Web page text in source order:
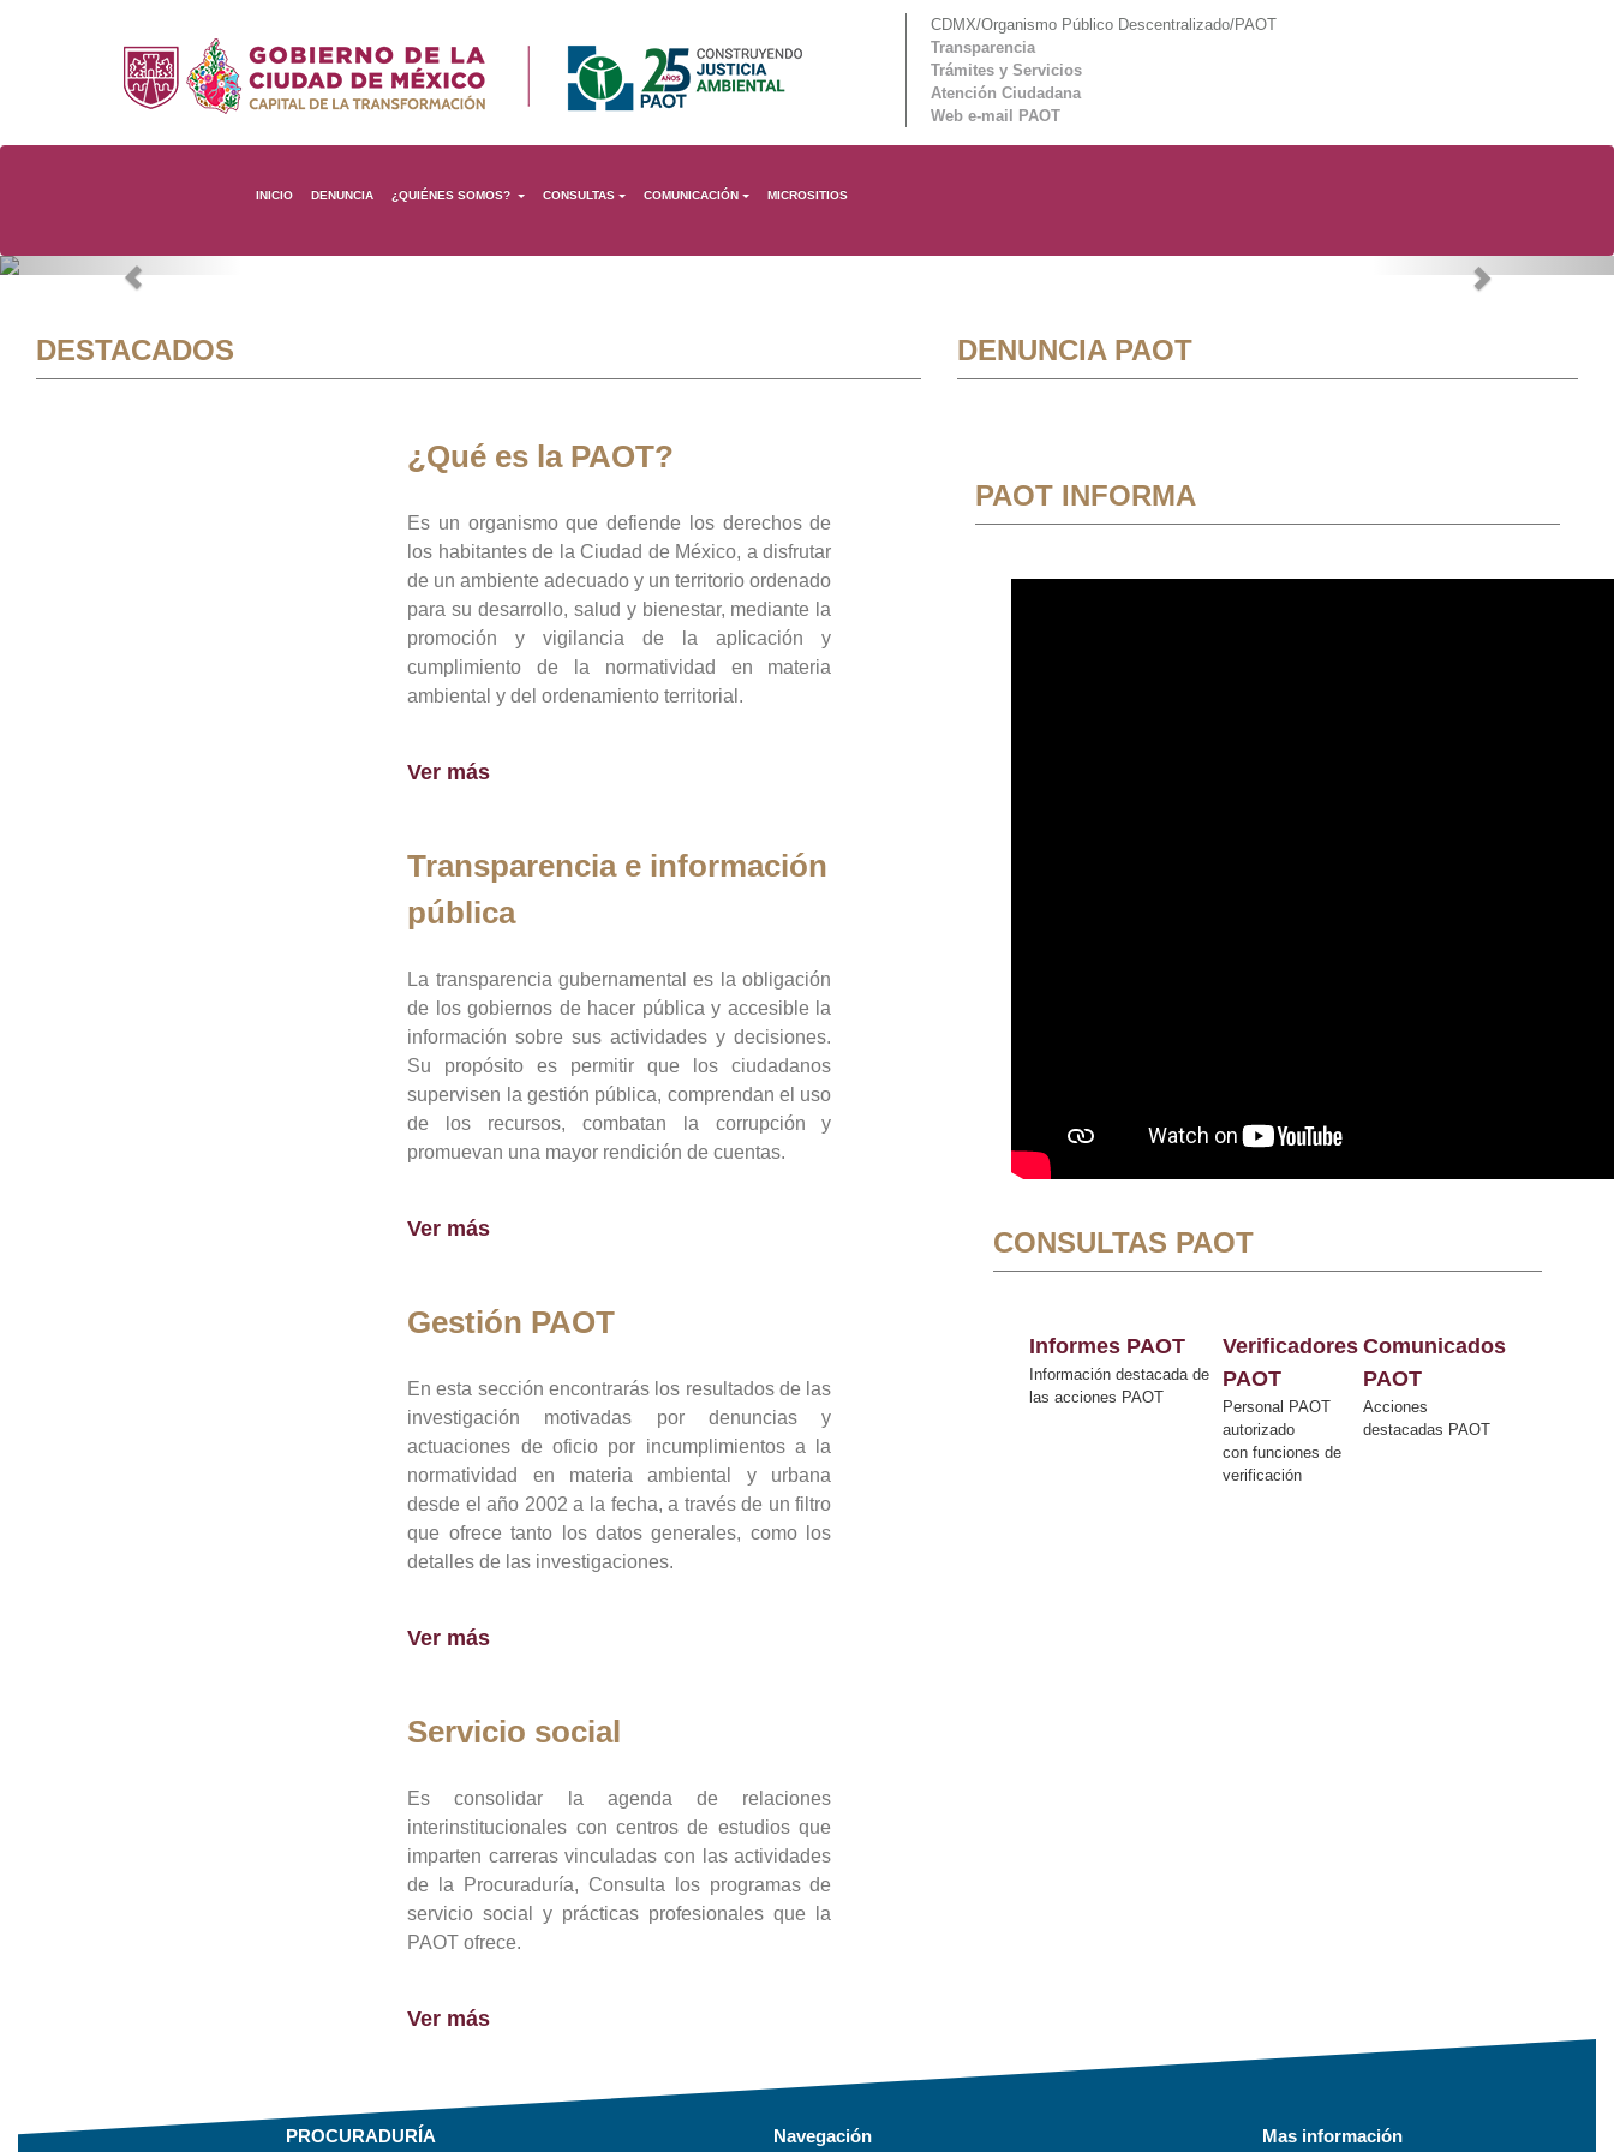
CDMX/Organismo Público Descentralizado/PAOT
Transparencia
Trámites y Servicios
Atención Ciudadana
Web e-mail PAOT
INICIO DENUNCIA ¿QUIÉNES SOMOS? CONSULTAS COMUNICACIÓN MICROSITIOS
Previous Next
DESTACADOS
¿Qué es la PAOT?
Es un organismo que defiende los derechos de
los habitantes de la Ciudad de México, a disfrutar
de un ambiente adecuado y un territorio ordenado
para su desarrollo, salud y bienestar, mediante la
promoción y vigilancia de la aplicación y
cumplimiento de la normatividad en materia
ambiental y del ordenamiento territorial.
Ver más
Transparencia e información
pública
La transparencia gubernamental es la obligación
de los gobiernos de hacer pública y accesible la
información sobre sus actividades y decisiones.
Su propósito es permitir que los ciudadanos
supervisen la gestión pública, comprendan el uso
de los recursos, combatan la corrupción y
promuevan una mayor rendición de cuentas.
Ver más
Gestión PAOT
En esta sección encontrarás los resultados de las
investigación motivadas por denuncias y
actuaciones de oficio por incumplimientos a la
normatividad en materia ambiental y urbana
desde el año 2002 a la fecha, a través de un filtro
que ofrece tanto los datos generales, como los
detalles de las investigaciones.
Ver más
Servicio social
Es consolidar la agenda de relaciones
interinstitucionales con centros de estudios que
imparten carreras vinculadas con las actividades
de la Procuraduría, Consulta los programas de
servicio social y prácticas profesionales que la
PAOT ofrece.
Ver más
DENUNCIA PAOT
PAOT INFORMA
CONSULTAS PAOT
Informes PAOT
Información destacada de
las acciones PAOT
Verificadores
PAOT
Personal PAOT
autorizado
con funciones de
verificación
Comunicados
PAOT
Acciones
destacadas PAOT
PROCURADURÍA Navegación Mas información